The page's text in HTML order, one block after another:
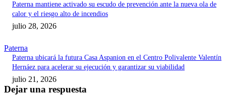
Paterna mantiene activado su escudo de prevención ante la nueva ola de
calor y el riesgo alto de incendios
julio 28, 2026
Paterna
Paterna ubicará la futura Casa Aspanion en el Centro Polivalente Valentín
Hernáez para acelerar su ejecución y garantizar su viabilidad
julio 21, 2026
Dejar una respuesta